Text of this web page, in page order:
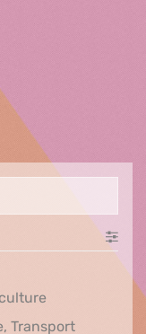
Biodiversité,
TransportClimat,